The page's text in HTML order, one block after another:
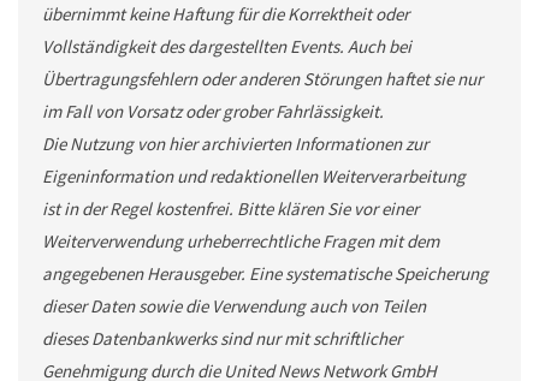
übernimmt keine Haftung für die Korrektheit oder
Vollständigkeit des dargestellten Events. Auch bei
Übertragungsfehlern oder anderen Störungen haftet sie nur
im Fall von Vorsatz oder grober Fahrlässigkeit.
Die Nutzung von hier archivierten Informationen zur
Eigeninformation und redaktionellen Weiterverarbeitung
ist in der Regel kostenfrei. Bitte klären Sie vor einer
Weiterverwendung urheberrechtliche Fragen mit dem
angegebenen Herausgeber. Eine systematische Speicherung
dieser Daten sowie die Verwendung auch von Teilen
dieses Datenbankwerks sind nur mit schriftlicher
Genehmigung durch die United News Network GmbH